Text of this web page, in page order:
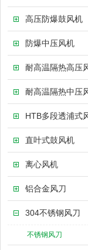
高压防爆鼓风机
防爆中压风机
耐高温隔热高压
耐高温隔热中压
HTB多段透浦式
直叶式鼓风机
离心风机
铝合金风刀
304不锈钢风刀
不锈钢风刀